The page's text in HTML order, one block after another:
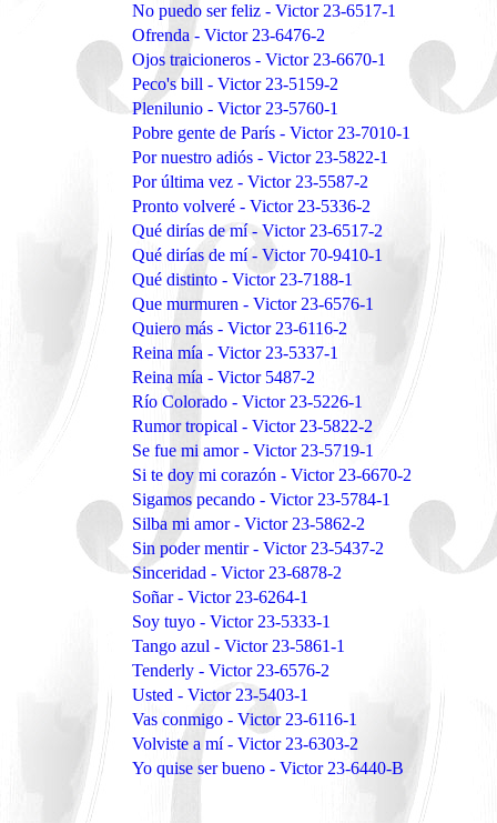
No puedo ser feliz - Victor 23-6517-1
Ofrenda - Victor 23-6476-2
Ojos traicioneros - Victor 23-6670-1
Peco's bill - Victor 23-5159-2
Plenilunio - Victor 23-5760-1
Pobre gente de París - Victor 23-7010-1
Por nuestro adiós - Victor 23-5822-1
Por última vez - Victor 23-5587-2
Pronto volveré - Victor 23-5336-2
Qué dirías de mí - Victor 23-6517-2
Qué dirías de mí - Victor 70-9410-1
Qué distinto - Victor 23-7188-1
Que murmuren - Victor 23-6576-1
Quiero más - Victor 23-6116-2
Reina mía - Victor 23-5337-1
Reina mía - Victor 5487-2
Río Colorado - Victor 23-5226-1
Rumor tropical - Victor 23-5822-2
Se fue mi amor - Victor 23-5719-1
Si te doy mi corazón - Victor 23-6670-2
Sigamos pecando - Victor 23-5784-1
Silba mi amor - Victor 23-5862-2
Sin poder mentir - Victor 23-5437-2
Sinceridad - Victor 23-6878-2
Soñar - Victor 23-6264-1
Soy tuyo - Victor 23-5333-1
Tango azul - Victor 23-5861-1
Tenderly - Victor 23-6576-2
Usted - Victor 23-5403-1
Vas conmigo - Victor 23-6116-1
Volviste a mí - Victor 23-6303-2
Yo quise ser bueno - Victor 23-6440-B